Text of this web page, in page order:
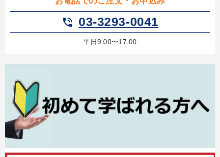
phone_in_talk 03-3293-0041
平日9:00〜17:00